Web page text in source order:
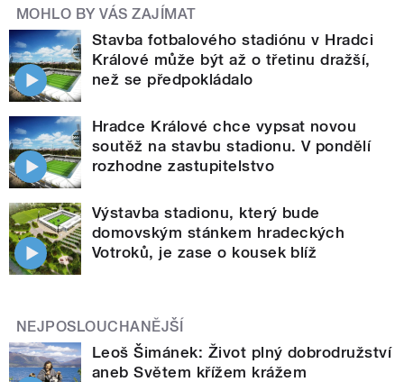
MOHLO BY VÁS ZAJÍMAT
Stavba fotbalového stadiónu v Hradci
Králové může být až o třetinu dražší,
než se předpokládalo
Hradce Králové chce vypsat novou
soutěž na stavbu stadionu. V pondělí
rozhodne zastupitelstvo
Výstavba stadionu, který bude
domovským stánkem hradeckých
Votroků, je zase o kousek blíž
NEJPOSLOUCHANĚJŠÍ
Leoš Šimánek: Život plný dobrodružství
aneb Světem křížem krážem